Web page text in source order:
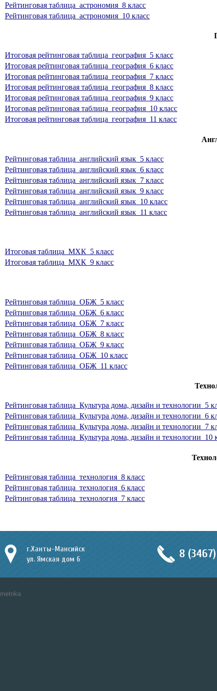
Рейтинговая таблица_астрономия_8 класс
Рейтинговая таблица_астрономия_10 класс
Итоговая рейтинговая таблица_география_5 класс
Итоговая рейтинговая таблица_география_6 класс
Итоговая рейтинговая таблица_география_7 класс
Итоговая рейтинговая таблица_география_8 класс
Итоговая рейтинговая таблица_география_9 класс
Итоговая рейтинговая таблица_география_10 класс
Итоговая рейтинговая таблица_география_11 класс
Рейтинговая таблица_английский язык_5 класс
Рейтинговая таблица_английский язык_6 класс
Рейтинговая таблица_английский язык_7 класс
Рейтинговая таблица_английский язык_9 класс
Рейтинговая таблица_английский язык_10 класс
Рейтинговая таблица_английский язык_11 класс
Итоговая таблица_МХК_5 класс
Итоговая таблица_МХК_9 класс
Рейтинговая таблица_ОБЖ_5 класс
Рейтинговая таблица_ОБЖ_6 класс
Рейтинговая таблица_ОБЖ_7 класс
Рейтинговая таблица_ОБЖ_8 класс
Рейтинговая таблица_ОБЖ_9 класс
Рейтинговая таблица_ОБЖ_10 класс
Рейтинговая таблица_ОБЖ_11 класс
Рейтинговая таблица_Культура дома, дизайн и технологии_5
Рейтинговая таблица_Культура дома, дизайн и технологии_6
Рейтинговая таблица_Культура дома, дизайн и технологии_7
Рейтинговая таблица_Культура дома, дизайн и технологии_10
Рейтинговая таблица_технология_8 класс
Рейтинговая таблица_технология_6 класс
Рейтинговая таблица_технология_7 класс
г.Ханты-Мансийск
ул. Ямская дом 6
8
metrika